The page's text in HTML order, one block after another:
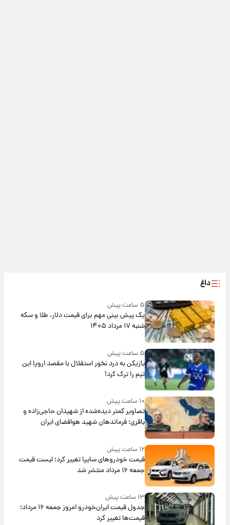
داغ
۵ ساعت پیش
یک پیش ‌بینی مهم برای قیمت دلار، طلا و سکه
شنبه ۱۷ مرداد ۱۴۰۵
۵ ساعت پیش
بازیکن به درد نخور استقلال با مقصد اروپا این
تیم را ترک کرد!
۱۰ ساعت پیش
تصاویر کمتر دیده‌شده از شهیدان حاجی‌زاده و
باقری؛ فرماندهان شهید هوافضای ایران
۱۲ ساعت پیش
قیمت خودروهای سایپا تغییر کرد؛ لیست قیمت
جمعه ۱۶ مرداد منتشر شد
۱۳ ساعت پیش
جدول قیمت ایران‌خودرو امروز جمعه ۱۶ مرداد؛
قیمت‌ها تغییر کرد